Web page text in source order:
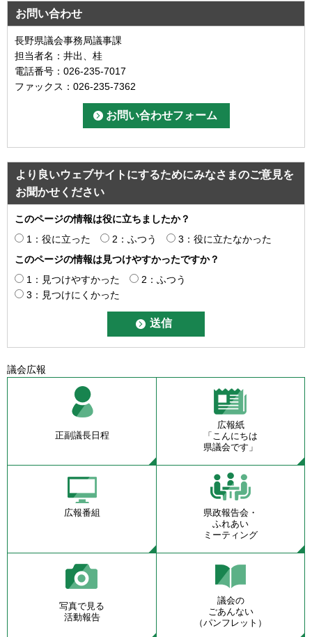
お問い合わせ
長野県議会事務局議事課
担当者名：井出、桂
電話番号：026-235-7017
ファックス：026-235-7362
より良いウェブサイトにするためにみなさまのご意見を
お聞かせください
このページの情報は役に立ちましたか？
1：役に立った
2：ふつう
3：役に立たなかった
このページの情報は見つけやすかったですか？
1：見つけやすかった
2：ふつう
3：見つけにくかった
議会広報
正副議長日程
広報紙
「こんにちは
県議会です」
広報番組
県政報告会・
ふれあい
ミーティング
写真で見る
活動報告
議会の
ごあんない
（パンフレット）